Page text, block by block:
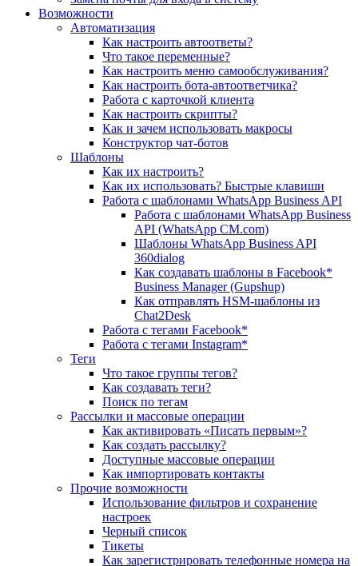
Возможности
Автоматизация
Как настроить автоответы?
Что такое переменные?
Как настроить меню самообслуживания?
Как настроить бота-автоответчика?
Работа с карточкой клиента
Как настроить скрипты?
Как и зачем использовать макросы
Конструктор чат-ботов
Шаблоны
Как их настроить?
Как их использовать? Быстрые клавиши
Работа с шаблонами WhatsApp Business API
Работа с шаблонами WhatsApp Business
API (WhatsApp CM.com)
Шаблоны WhatsApp Business API
360dialog
Как создавать шаблоны в Facebook*
Business Manager (Gupshup)
Как отправлять HSM-шаблоны из
Chat2Desk
Работа с тегами Facebook*
Работа с тегами Instagram*
Теги
Что такое группы тегов?
Как создавать теги?
Поиск по тегам
Рассылки и массовые операции
Как активировать «Писать первым»?
Как создать рассылку?
Доступные массовые операции
Как импортировать контакты
Прочие возможности
Использование фильтров и сохранение
настроек
Черный список
Тикеты
Как зарегистрировать телефонные номера на